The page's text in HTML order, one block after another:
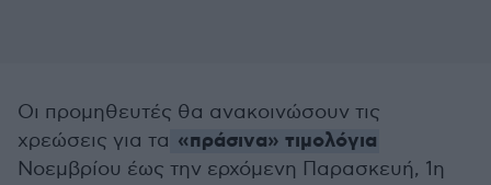
Οι προμηθευτές θα ανακοινώσουν τις
χρεώσεις για τα «πράσινα» τιμολόγια
Νοεμβρίου έως την ερχόμενη Παρασκευή, 1η